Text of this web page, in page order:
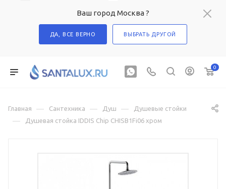
Ваш город Москва ?
ДА, ВСЕ ВЕРНО ВЫБРАТЬ ДРУГОЙ
0
Главная — Сантехника — Душ — Душевые стойки
— Душевая стойка IDDIS Chip CHISB1Fi06 хром